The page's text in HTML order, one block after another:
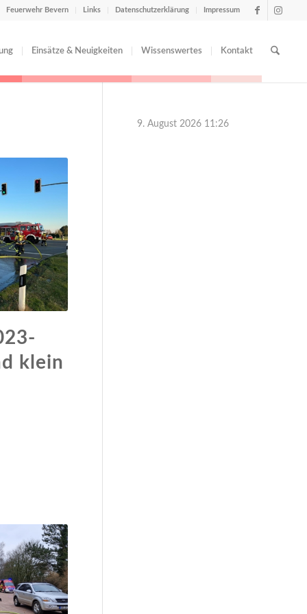
Feuerwehr Bevern Links Datenschutzerklärung Impressum
Einsätze & Neuigkeiten Wissenswertes Kontakt
klein
9. August 2026 11:26